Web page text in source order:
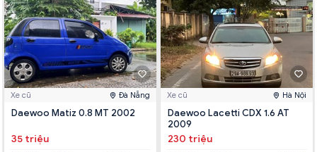
Xe cũ Đà Nẵng
Daewoo Matiz 0.8 MT 2002
35 triệu
Xe cũ Hà Nội
Daewoo Lacetti CDX 1.6 AT
2009
230 triệu